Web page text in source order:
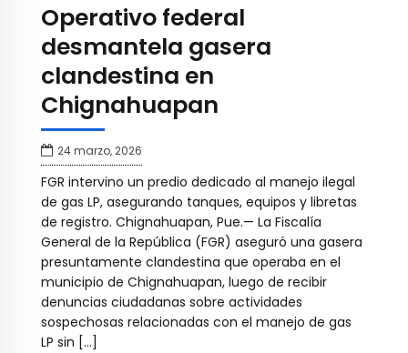
Operativo federal
desmantela gasera
clandestina en
Chignahuapan
24 marzo, 2026
FGR intervino un predio dedicado al manejo ilegal
de gas LP, asegurando tanques, equipos y libretas
de registro. Chignahuapan, Pue.— La Fiscalía
General de la República (FGR) aseguró una gasera
presuntamente clandestina que operaba en el
municipio de Chignahuapan, luego de recibir
denuncias ciudadanas sobre actividades
sospechosas relacionadas con el manejo de gas
LP sin […]